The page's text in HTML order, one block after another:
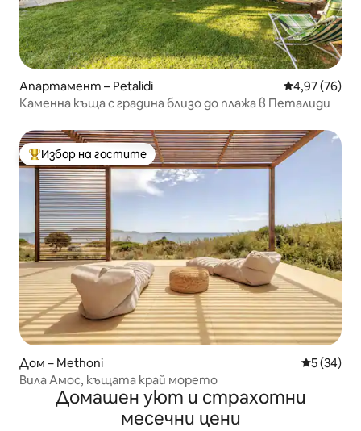
Апартамент – Petalidi Средна
4,97 (76)
Каменна къща с градина близо до плажа в Петалиди
Най-популярен избор на гостите
Избор на гостите
Дом – Methoni Средна
5 (34)
Вила Амос, къщата край морето
Домашен уют и страхотни
месечни цени